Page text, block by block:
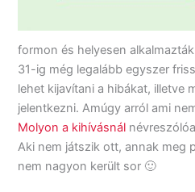
formon és helyesen
31-ig még legalább egyszer
lehet kijavítani a hibákat, illetve
jelentkezni. Amúgy arról ami
Molyon a kihívásnál
Aki nem játszik ott, annak meg
nem nagyon került sor 🙂